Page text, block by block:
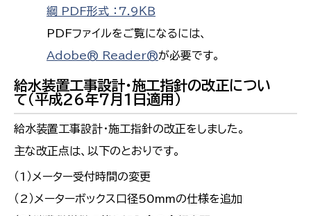
綱 PDF形式 ：7.9ＫＢ
PDFファイルをご覧になるには、
Adobe® Reader®が必要です。
給水装置工事設計・施工指針の改正につい
て（平成26年7月1日適用）
給水装置工事設計・施工指針の改正をしました。
主な改正点は、以下のとおりです。
（1）メーター受付時間の変更
（2）メーターボックス口径50mmの仕様を追加